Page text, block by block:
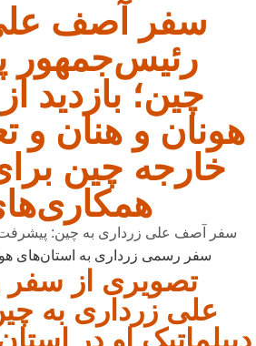
سفر آصف
رئیس‌جمهور
چین؛ بازدید
هونان و هنان و
خارجه چین
سفر آصف علی زرداری به چین: پیشرفت
تصویری از
علی زرداری به
دیپلماتیک او در